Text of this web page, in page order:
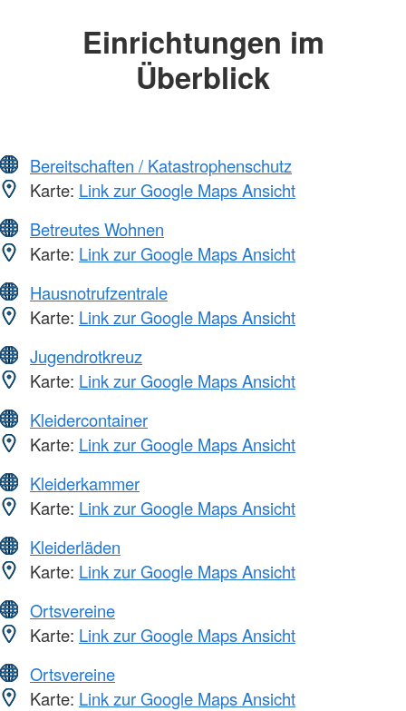
Einrichtungen im
Überblick
Bereitschaften / Katastrophenschutz
Karte: Link zur Google Maps Ansicht
Betreutes Wohnen
Karte: Link zur Google Maps Ansicht
Hausnotrufzentrale
Karte: Link zur Google Maps Ansicht
Jugendrotkreuz
Karte: Link zur Google Maps Ansicht
Kleidercontainer
Karte: Link zur Google Maps Ansicht
Kleiderkammer
Karte: Link zur Google Maps Ansicht
Kleiderläden
Karte: Link zur Google Maps Ansicht
Ortsvereine
Karte: Link zur Google Maps Ansicht
Ortsvereine
Karte: Link zur Google Maps Ansicht